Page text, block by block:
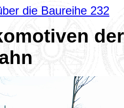
die Baureihe 232